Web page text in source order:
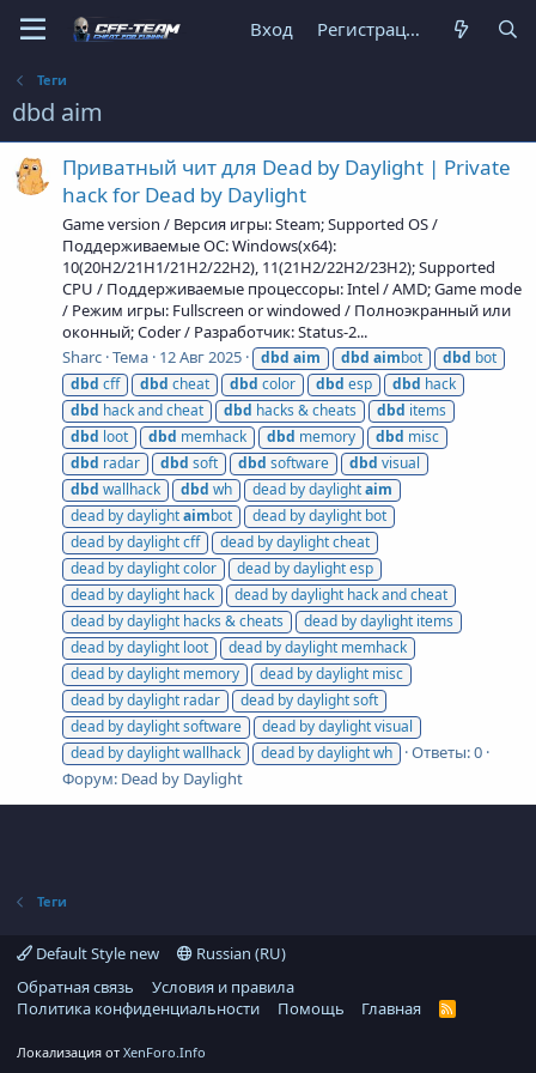
Вход Регистрация
Теги
dbd aim
Приватный чит для Dead by Daylight | Private
hack for Dead by Daylight
Game version / Версия игры: Steam; Supported OS /
Поддерживаемые ОС: Windows(x64):
10(20H2/21H1/21H2/22H2), 11(21H2/22H2/23H2); Supported
CPU / Поддерживаемые процессоры: Intel / AMD; Game mode
/ Режим игры: Fullscreen or windowed / Полноэкранный или
оконный; Coder / Разработчик: Status-2...
Sharc Тема 12 Авг 2025 dbd aim dbd aimbot dbd bot
dbd cff dbd cheat dbd color dbd esp dbd hack
dbd hack and cheat dbd hacks & cheats dbd items
dbd loot dbd memhack dbd memory dbd misc
dbd radar dbd soft dbd software dbd visual
dbd wallhack dbd wh dead by daylightaim
dead by daylightaimbot
dead by daylight bot
dead by daylight cff
dead by daylight cheat
dead by daylight color
dead by daylight esp
dead by daylight hack
dead by daylight hack and cheat
dead by daylight hacks & cheats
dead by daylight items
dead by daylight loot
dead by daylight memhack
dead by daylight memory
dead by daylight misc
dead by daylight radar
dead by daylight soft
dead by daylight software
dead by daylight visual
dead by daylight wallhack
dead by daylight wh
Ответы: 0
Форум: Dead by Daylight
Теги
Default Style new
Russian (RU)
Обратная связь
Условия и правила
Политика конфиденциальности
Помощь Главная
R
Локализация от XenForo.Info